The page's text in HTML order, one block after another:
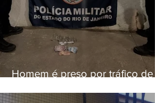
Homem é preso por tráfico de